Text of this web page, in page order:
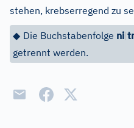
stehen, krebserregend zu
◆ Die Buchstabenfolge ni|tr
getrennt werden.